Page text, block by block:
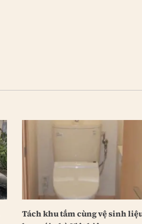
Tách khu tắm cùng vệ sinh